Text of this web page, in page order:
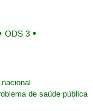
ODS 3
de saúde pública